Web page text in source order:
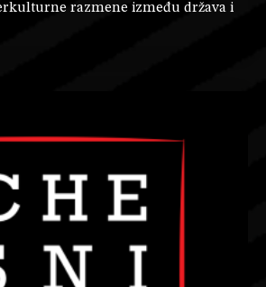
razmene između država i